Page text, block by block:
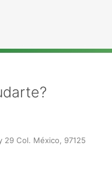
29 Col. México, 97125